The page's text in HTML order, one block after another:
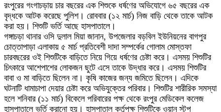
রংপুরের গংগাচড়ায় চার বছরের এক শিশুকে ধর্ষণের অভিযোগে ৬৫ বছরের এক
বৃদ্ধকে আটক করেছে পুলিশ। রোববার (১২ মার্চ) নিজ বাড়ি থেকে তাকে আটক
করা হয়। শিশুটি ভর্তি আছে হাসপাতালে।
গঙ্গাচড়া থানার ওসি দুলাল মিয়া জানান, উপজেলার বড়বিল ইউনিয়নের বাগপুর
চোত্তাপাড়া এলাকায় ৫ মার্চ প্রতিবেশী দাদা সম্পর্কের গোলাম মোস্তফা
চারবছরের ওই শিশুটিকে বাড়িতে নিয়ে গিয়ে ধর্ষণের চেষ্টা করে। এসময় শিশুটির
চিৎকারে আশেপাশের লোকজন ছুটে এসে তাকে উদ্ধার করে। এসময় শিশুটির
বাবা ও মা বাড়িতে ছিলেন না। কৃষি কাজের জন্য জমিতে ছিলেন। এদিকে
ঘটনাটি ধামাচাপা দেয়ার চেষ্টা করে অভিযুক্তের পরিবার। শিশুটির শারীরিক সমস্যা
হলে শনিবার (১১ মার্চ) বিকেলে পরিবারের পক্ষ থেকে রংপুর মেডিকেল কলেজ
হাসপাতালে ভর্তি করানো হয়। হাসপাতাল কর্তৃপক্ষ শিশুটিকে ওয়ান স্টপ